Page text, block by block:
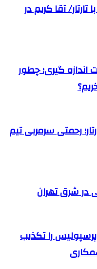
آقا کریم در
اندازه گیری؛ چطور
رحمتی سرمربی تیم
در شرق تهران
را تکذیب